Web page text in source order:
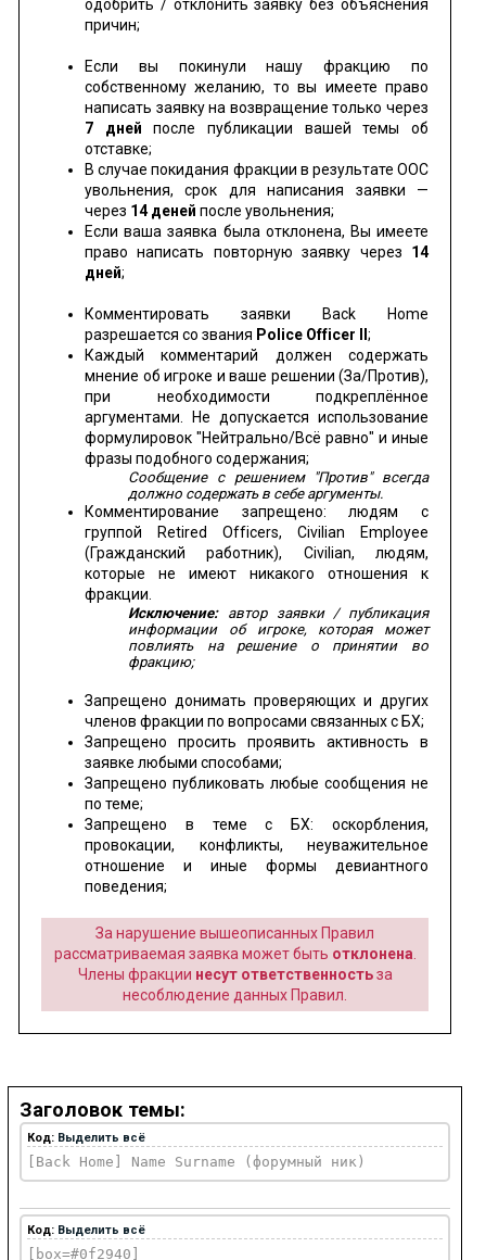
одобрить / отклонить заявку без объяснения
причин;
Если вы покинули нашу фракцию по
собственному желанию, то вы имеете право
написать заявку на возвращение только через
7 дней после публикации вашей темы об
отставке;
В случае покидания фракции в результате OOC
увольнения, срок для написания заявки —
через 14 деней после увольнения;
Если ваша заявка была отклонена, Вы имеете
право написать повторную заявку через 14
дней;
Комментировать заявки Back Home
разрешается со звания Police Officer II;
Каждый комментарий должен содержать
мнение об игроке и ваше решении (За/Против),
при необходимости подкреплённое
аргументами. Не допускается использование
формулировок "Нейтрально/Всё равно" и иные
фразы подобного содержания;
Сообщение с решением "Против" всегда
должно содержать в себе аргументы.
Комментирование запрещено: людям с
группой Retired Officers, Civilian Employee
(Гражданский работник), Civilian, людям,
которые не имеют никакого отношения к
фракции.
Исключение:автор заявки / публикация
информации об игроке, которая может
повлиять на решение о принятии во
фракцию;
Запрещено донимать проверяющих и других
членов фракции по вопросами связанных с БХ;
Запрещено просить проявить активность в
заявке любыми способами;
Запрещено публиковать любые сообщения не
по теме;
Запрещено в теме с БХ: оскорбления,
провокации, конфликты, неуважительное
отношение и иные формы девиантного
поведения;
За нарушение вышеописанных Правил
рассматриваемая заявка может быть отклонена
Члены фракции несут ответственностьза
несоблюдение данных Правил.
Заголовок темы:
Код: Выделить всё
[Back Home] Name Surname (форумный ник)
Код: Выделить всё
[box=#0f2940]